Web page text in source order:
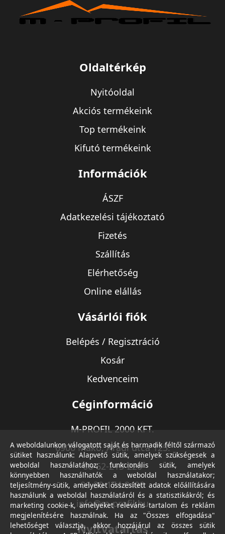
Oldaltérkép
Nyitóoldal
Akciós termékeink
Top termékeink
Kifutó termékeink
Információk
ÁSZF
Adatkezelési tájékoztató
Fizetés
Szállítás
Elérhetőség
Online elállás
Vásárlói fiók
Belépés / Regisztráció
Kosár
Kedvenceim
Céginformáció
M-PROFIL 2000 KFT.
6900 Makó, Aradi utca 125.
06-62-213-220
06-30-174-9490
info@m-profil.hu
Nyitvatartás
A weboldalunkon válogatott saját és harmadik féltől származó
sütiket használunk: Alapvető sütik, amelyek szükségesek a
weboldal használatához; funkcionális sütik, amelyek
könnyebben használhatók a weboldal használatakor;
teljesítmény-sütik, amelyeket összesített adatok előállítására
használunk a weboldal használatáról és a statisztikákról; és
marketing cookie-k, amelyeket releváns tartalom és reklám
megjelenítésére használnak. Ha az "Összes elfogadása"
lehetőséget választja, akkor hozzájárul az összes sütik